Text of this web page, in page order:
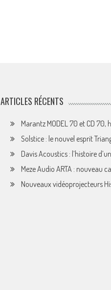
ARTICLES RÉCENTS
Marantz MODEL 70 et CD
Solstice : le nouvel esprit
Davis Acoustics : l’histoire
Meze Audio ARTA : nouveau
Nouveaux vidéoprojecteurs